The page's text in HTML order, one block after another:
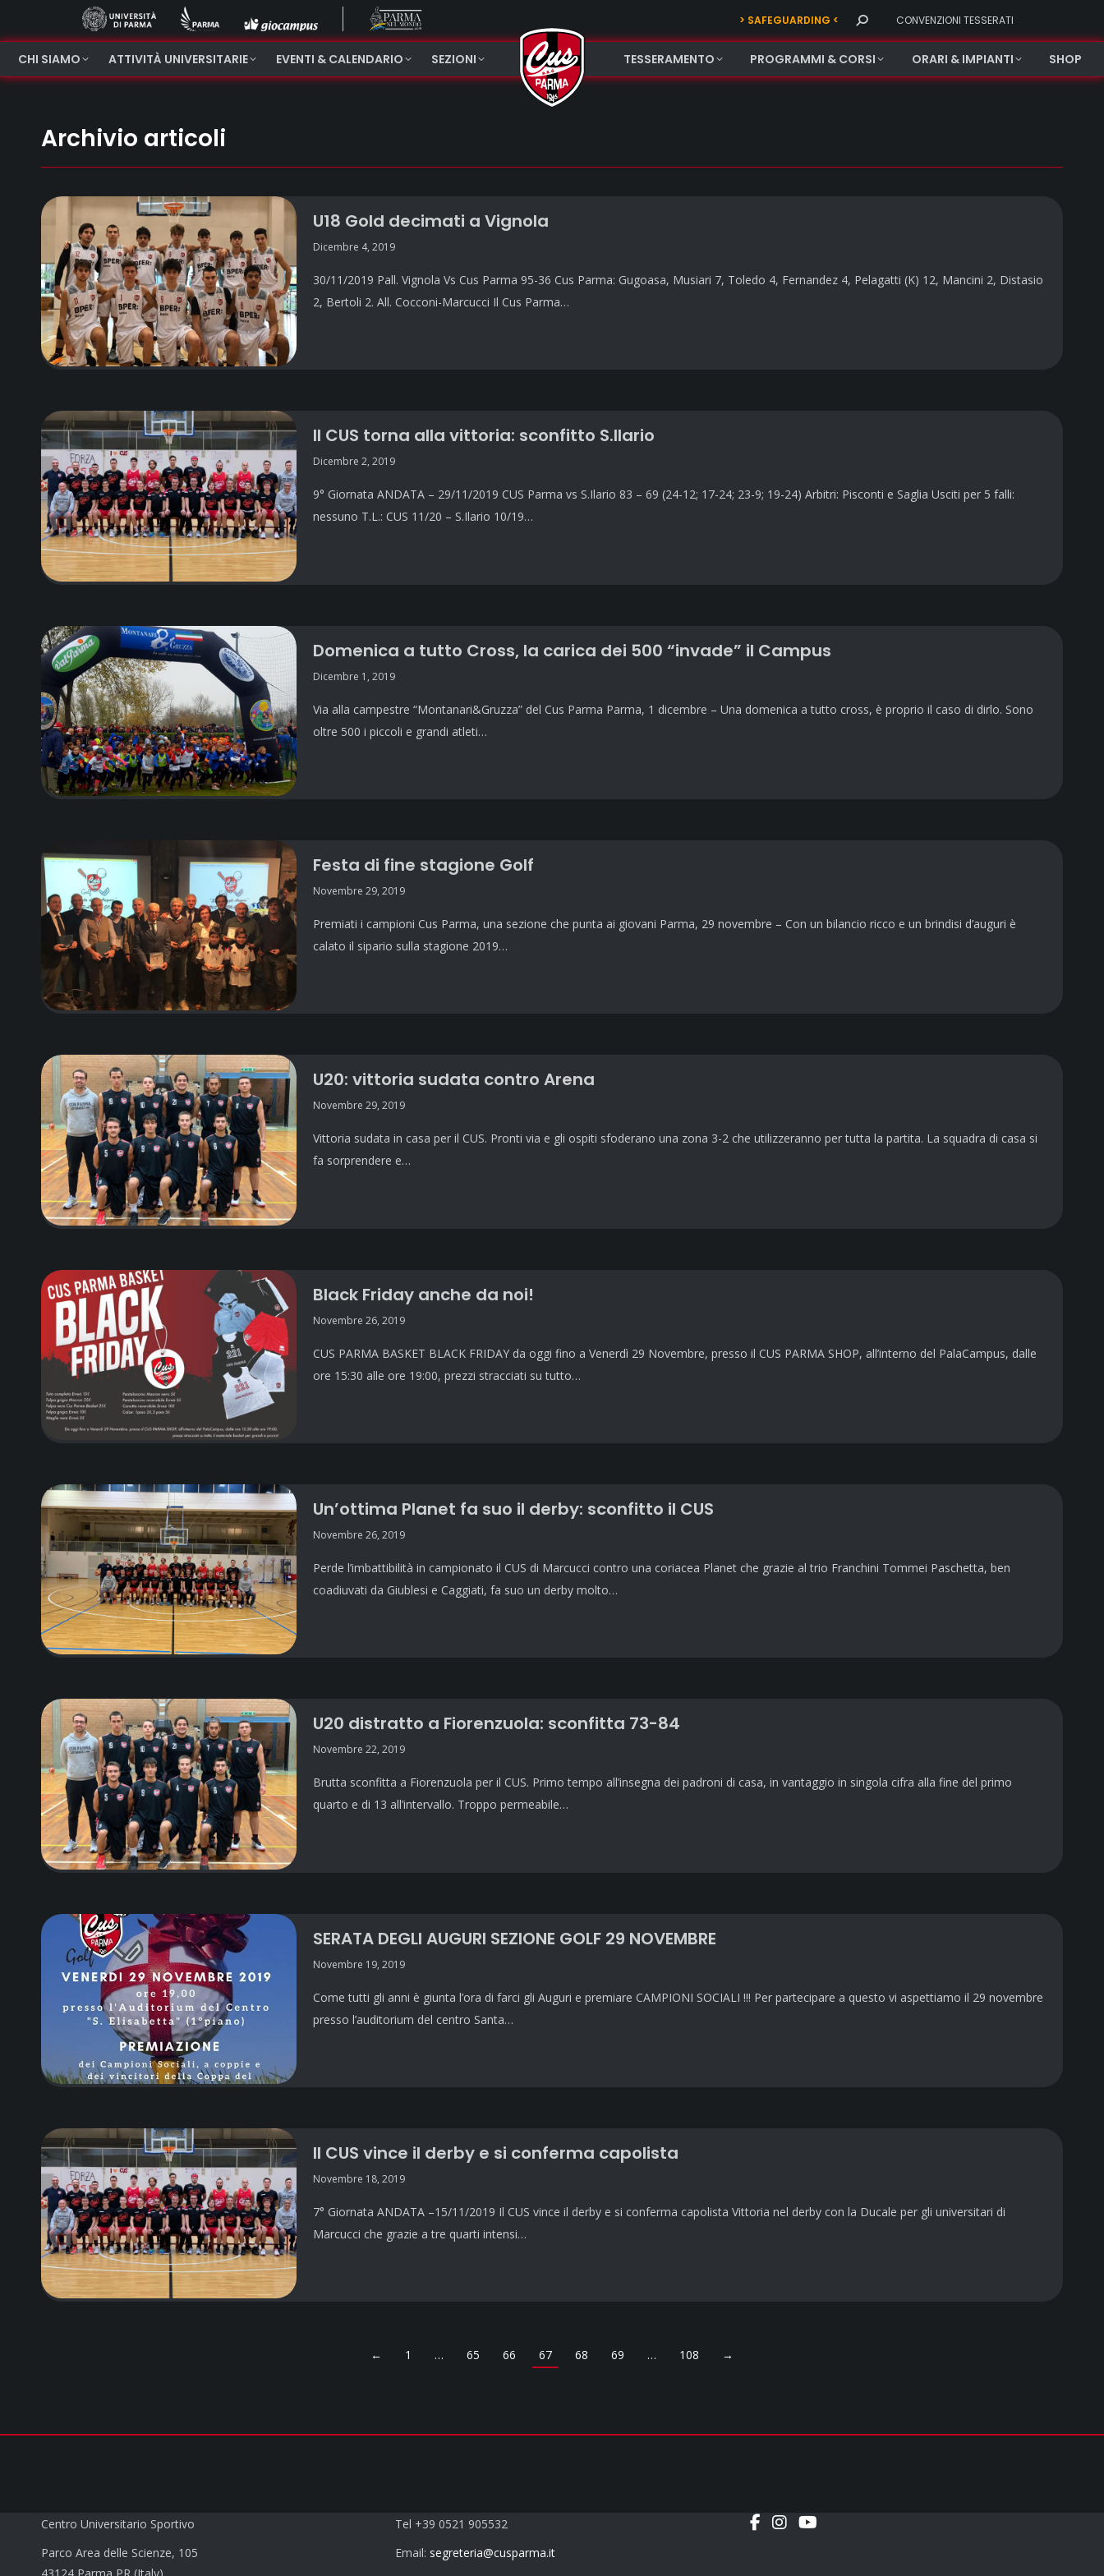
> SAFEGUARDING < Search: CONVENZIONI TESSERATI
CHI SIAMO ATTIVITÀ UNIVERSITARIE EVENTI & CALENDARIO SEZIONI TESSERAMENTO PROGRAMMI & CORSI ORARI & IMPIANTI SHOP
Archivio articoli
U18 Gold decimati a Vignola
Dicembre 4, 2019
30/11/2019 Pall. Vignola Vs Cus Parma 95-36 Cus Parma: Gugoasa, Musiari 7, Toledo 4, Fernandez 4, Pelagatti (K) 12, Mancini 2, Distasio
2, Bertoli 2. All. Cocconi-Marcucci Il Cus Parma…
Il CUS torna alla vittoria: sconfitto S.Ilario
Dicembre 2, 2019
9° Giornata ANDATA – 29/11/2019 CUS Parma vs S.Ilario 83 – 69 (24-12; 17-24; 23-9; 19-24) Arbitri: Pisconti e Saglia Usciti per 5 falli:
nessuno T.L.: CUS 11/20 – S.Ilario 10/19…
Domenica a tutto Cross, la carica dei 500 “invade” il Campus
Dicembre 1, 2019
Via alla campestre “Montanari&Gruzza” del Cus Parma Parma, 1 dicembre – Una domenica a tutto cross, è proprio il caso di dirlo. Sono
oltre 500 i piccoli e grandi atleti…
Festa di fine stagione Golf
Novembre 29, 2019
Premiati i campioni Cus Parma, una sezione che punta ai giovani Parma, 29 novembre – Con un bilancio ricco e un brindisi d’auguri è
calato il sipario sulla stagione 2019…
U20: vittoria sudata contro Arena
Novembre 29, 2019
Vittoria sudata in casa per il CUS. Pronti via e gli ospiti sfoderano una zona 3-2 che utilizzeranno per tutta la partita. La squadra di casa si
fa sorprendere e…
Black Friday anche da noi!
Novembre 26, 2019
CUS PARMA BASKET BLACK FRIDAY da oggi fino a Venerdì 29 Novembre, presso il CUS PARMA SHOP, all’interno del PalaCampus, dalle
ore 15:30 alle ore 19:00, prezzi stracciati su tutto…
Un’ottima Planet fa suo il derby: sconfitto il CUS
Novembre 26, 2019
Perde l’imbattibilità in campionato il CUS di Marcucci contro una coriacea Planet che grazie al trio Franchini Tommei Paschetta, ben
coadiuvati da Giublesi e Caggiati, fa suo un derby molto…
U20 distratto a Fiorenzuola: sconfitta 73-84
Novembre 22, 2019
Brutta sconfitta a Fiorenzuola per il CUS. Primo tempo all’insegna dei padroni di casa, in vantaggio in singola cifra alla fine del primo
quarto e di 13 all’intervallo. Troppo permeabile…
SERATA DEGLI AUGURI SEZIONE GOLF 29 NOVEMBRE
Novembre 19, 2019
Come tutti gli anni è giunta l’ora di farci gli Auguri e premiare CAMPIONI SOCIALI !!! Per partecipare a questo vi aspettiamo il 29 novembre
presso l’auditorium del centro Santa…
Il CUS vince il derby e si conferma capolista
Novembre 18, 2019
7° Giornata ANDATA –15/11/2019 Il CUS vince il derby e si conferma capolista Vittoria nel derby con la Ducale per gli universitari di
Marcucci che grazie a tre quarti intensi…
← 1 … 65 66 67 68 69 … 108 →
Centro Universitario Sportivo
Parco Area delle Scienze, 105
Tel +39 0521 905532
Email: segreteria@cusparma.it